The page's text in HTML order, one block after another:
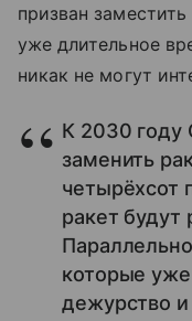
призван
уже длительное
никак не могут
К 2030
заменить
четырёхсот
ракет будут
которые уже
дежурство